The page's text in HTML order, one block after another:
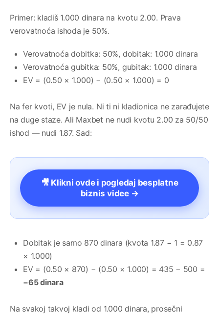
Primer: kladiš 1.000 dinara na kvotu 2.00. Prava
verovatnoća ishoda je 50%.
Verovatnoća dobitka: 50%, dobitak: 1.000 dinara
Verovatnoća gubitka: 50%, gubitak: 1.000 dinara
EV = (0.50 × 1.000) − (0.50 × 1.000) = 0
Na fer kvoti, EV je nula. Ni ti ni kladionica ne zarađujete
na duge staze. Ali Maxbet ne nudi kvotu 2.00 za 50/50
ishod — nudi 1.87. Sad:
🎥 Klikni ovde i pogledaj besplatne
biznis videe →
Dobitak je samo 870 dinara (kvota 1.87 − 1 = 0.87
× 1.000)
EV = (0.50 × 870) − (0.50 × 1.000) = 435 − 500 =
−65 dinara
Na svakoj takvoj kladi od 1.000 dinara, prosečni